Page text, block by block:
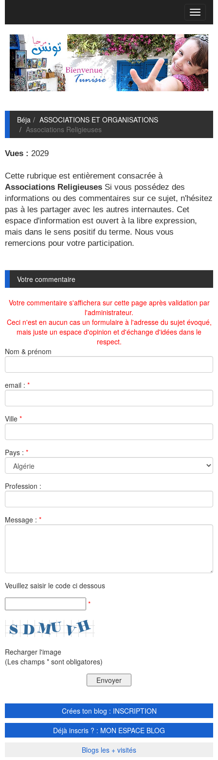
T
o
g
g
l
e
n
a
v
g
i
Béja
ASSOCIATIONS ET ORGANISATIONS
Associations Religieuses
Vues : 2029
Cette rubrique est entièrement consacrée à
Associations Religieuses Si vous possédez des
informations ou des commentaires sur ce sujet, n'hésitez
pas à les partager avec les autres internautes. Cet
espace d'information est ouvert à la libre expression,
mais dans le sens positif du terme. Nous vous
remercions pour votre participation.
Votre commentaire
Votre commentaire s'affichera sur cette page après validation par
l'administrateur.
Ceci n'est en aucun cas un formulaire à l'adresse du sujet évoqué,
mais juste un espace d'opinion et d'échange d'idées dans le
respect.
Nom & prénom
email : *
Ville *
Pays : *
Profession :
Message : *
Veuillez saisir le code ci dessous
*
Recharger l'image
(Les champs * sont obligatores)
Crées ton blog : INSCRIPTION
Déjà inscris ? : MON ESPACE BLOG
Blogs les + visités